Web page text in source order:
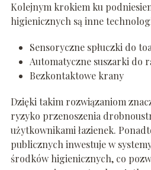
Kolejnym krokiem ku
higienicznych są inne
Sensoryczne spłuczki do
Automatyczne suszarki do
Bezkontaktowe krany
Dzięki takim rozwiązaniom
ryzyko przenoszenia
użytkownikami łazienek.
publicznych inwestuje w
środków higienicznych, co